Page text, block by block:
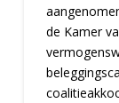
de Kamer